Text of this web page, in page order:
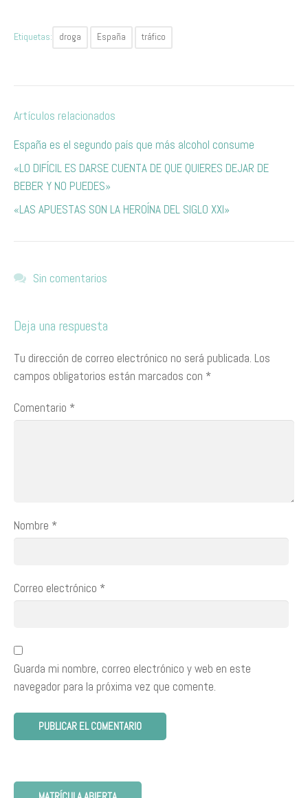
Etiquetas: droga España tráfico
Artículos relacionados
España es el segundo país que más alcohol consume
«LO DIFÍCIL ES DARSE CUENTA DE QUE QUIERES DEJAR DE
BEBER Y NO PUEDES»
«LAS APUESTAS SON LA HEROÍNA DEL SIGLO XXI»
Sin comentarios
Deja una respuesta
Tu dirección de correo electrónico no será publicada. Los
campos obligatorios están marcados con *
Comentario *
Nombre *
Correo electrónico *
Guarda mi nombre, correo electrónico y web en este
navegador para la próxima vez que comente.